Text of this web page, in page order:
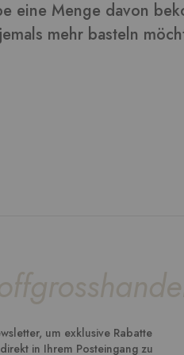
um exklusive Rabatte
in Ihrem Posteingang zu